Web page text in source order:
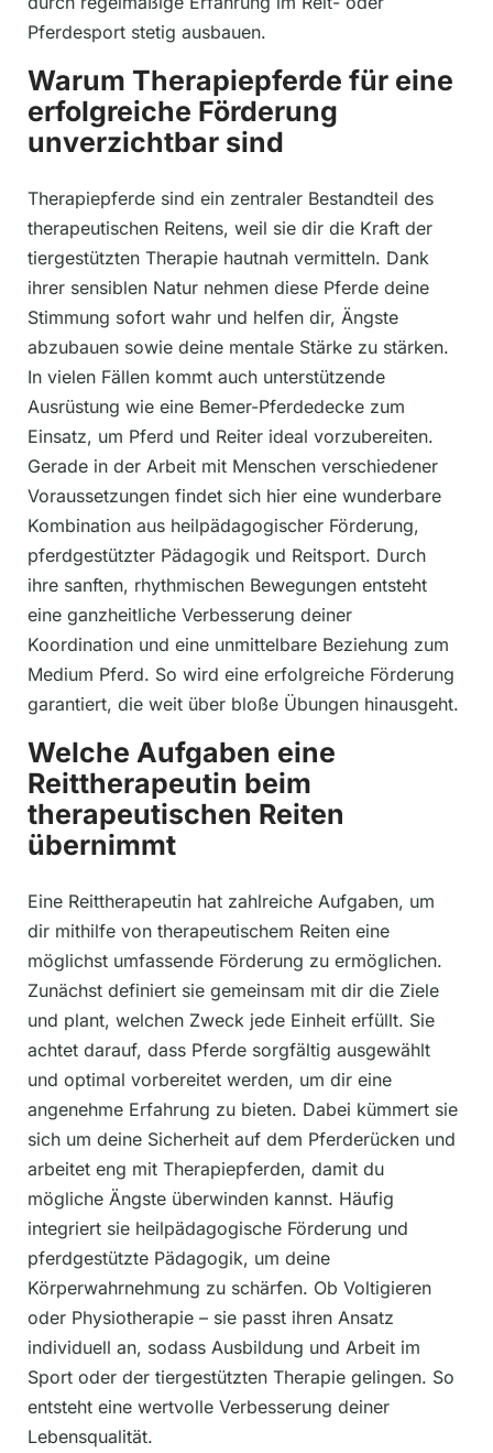
Pferdesport stetig ausbauen.
Warum Therapiepferde für eine
erfolgreiche Förderung
unverzichtbar sind
Therapiepferde sind ein zentraler Bestandteil des
therapeutischen Reitens, weil sie dir die Kraft der
tiergestützten Therapie hautnah vermitteln. Dank
ihrer sensiblen Natur nehmen diese Pferde deine
Stimmung sofort wahr und helfen dir, Ängste
abzubauen sowie deine mentale Stärke zu stärken.
In vielen Fällen kommt auch unterstützende
Ausrüstung wie eine Bemer-Pferdedecke zum
Einsatz, um Pferd und Reiter ideal vorzubereiten.
Gerade in der Arbeit mit Menschen verschiedener
Voraussetzungen findet sich hier eine wunderbare
Kombination aus heilpädagogischer Förderung,
pferdgestützter Pädagogik und Reitsport. Durch
ihre sanften, rhythmischen Bewegungen entsteht
eine ganzheitliche Verbesserung deiner
Koordination und eine unmittelbare Beziehung zum
Medium Pferd. So wird eine erfolgreiche Förderung
garantiert, die weit über bloße Übungen hinausgeht.
Welche Aufgaben eine
Reittherapeutin beim
therapeutischen Reiten
übernimmt
Eine Reittherapeutin hat zahlreiche Aufgaben, um
dir mithilfe von therapeutischem Reiten eine
möglichst umfassende Förderung zu ermöglichen.
Zunächst definiert sie gemeinsam mit dir die Ziele
und plant, welchen Zweck jede Einheit erfüllt. Sie
achtet darauf, dass Pferde sorgfältig ausgewählt
und optimal vorbereitet werden, um dir eine
angenehme Erfahrung zu bieten. Dabei kümmert sie
sich um deine Sicherheit auf dem Pferderücken und
arbeitet eng mit Therapiepferden, damit du
mögliche Ängste überwinden kannst. Häufig
integriert sie heilpädagogische Förderung und
pferdgestützte Pädagogik, um deine
Körperwahrnehmung zu schärfen. Ob Voltigieren
oder Physiotherapie – sie passt ihren Ansatz
individuell an, sodass Ausbildung und Arbeit im
Sport oder der tiergestützten Therapie gelingen. So
entsteht eine wertvolle Verbesserung deiner
Lebensqualität.